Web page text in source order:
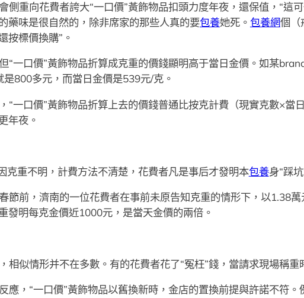
側重向花費者誇大“一口價”黃飾物品扣頭力度年夜，還保值，“這
藥味是很自然的，除非席家的那些人真的要包養她死。 包養網個（
按標價換購”。
“一口價”黃飾物品折算成克重的價錢顯明高于當日金價。如某
800多元，而當日金價是539元/克。
“一口價”黃飾物品折算上去的價錢普通比按克計費（現實克數×當
年夜。
克重不明，計費方法不清楚，花費者凡是事后才發明本包養身“踩坑
節前，濟南的一位花費者在事前未原告知克重的情形下，以1.38
發明每克金價近1000元，是當天金價的兩倍。
相似情形并不在多數。有的花費者花了“冤枉”錢，當請求現場稱重
應，“一口價”黃飾物品以舊換新時，金店的置換前提與許諾不符